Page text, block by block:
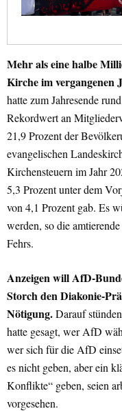
Mehr als eine halbe
Kirche im vergangenen
hatte zum Jahresende
Rekordwert an
21,9 Prozent der
evangelischen
Kirchensteuern im Jahr
5,3 Prozent unter dem
von 4,1 Prozent gab. Es
werden, so die
Fehrs.
Anzeigen will AfD-
Storch den Diakonie-
Nötigung.Darauf
hatte gesagt, wer AfD
wer sich für die AfD
es nicht geben, aber ein
Konflikte“ geben, seien
vorgesehen.